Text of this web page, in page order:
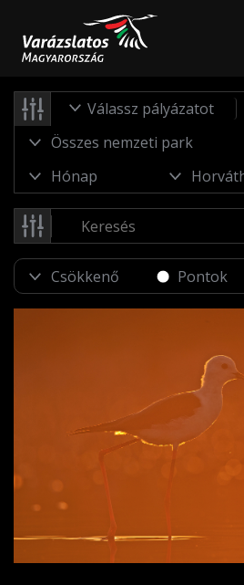
Válassz pályázatot
Pontok